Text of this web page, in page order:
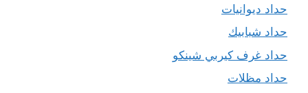
حداد ديوانيات
حداد شبابيك
حداد غرف كيربي شينكو
حداد مظلات